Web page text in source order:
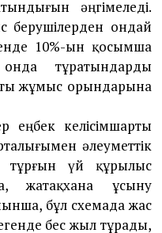
әңгіме­ле­ді.
беру­шілерден он­дай
10%-ын қосымша
тұратындарды
жұмыс орындарына
еңбек ке­лісімшарты
әлеуметтік
тұрғын үй құрылыс
жатақхана ұсыну
бұл схемада жас
бес жыл тұра­ды,